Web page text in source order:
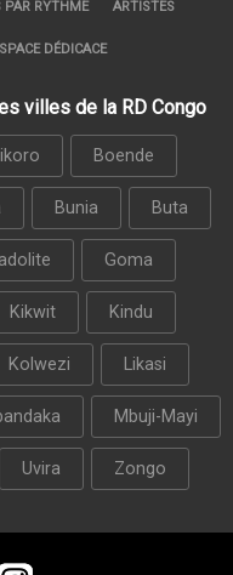
PAR RYTHME ARTISTES
DÉDICACE
villes de la RD Congo
Boende
Bunia Buta
Goma
Kikwit Kindu
Kolwezi Likasi
Mbuji-Mayi
Uvira Zongo